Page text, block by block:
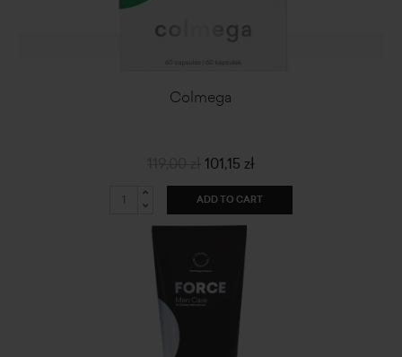
Colmega
101,15 zł
ADD TO CART